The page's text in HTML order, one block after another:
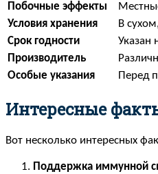
Побочные эффекты
Условия хранения
В
Срок годности
Указан
Производитель
Особые указания
Перед
Интересные
Вот несколько интересных
Поддержка иммунной